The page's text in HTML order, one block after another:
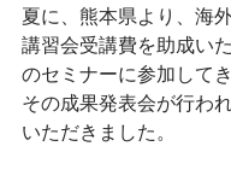
夏に、熊本県より、海
講習会受講費を助成い
のセミナーに参加してき
その成果発表会が行わ
いただきました。